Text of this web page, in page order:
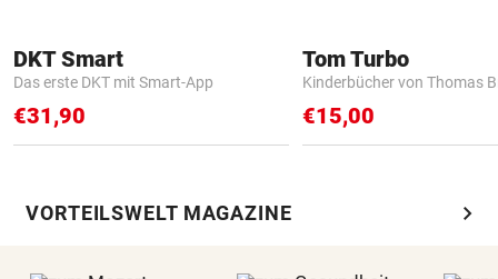
DKT Smart
Das erste DKT mit Smart-App
€31,90
Tom Turbo
Kinderbücher von Thomas
€15,00
VORTEILSWELT MAGAZINE chevron_right